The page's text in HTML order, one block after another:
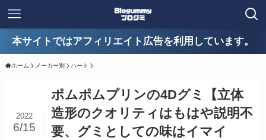
本サイトではアフィリエイト広告を利用しています。
ホーム メーカー別 ハート
ポムポムプリンの4Dグミ【立体
造形のクオリティはもはや説明不
要、グミとしての味はイマイ
2022
6/15